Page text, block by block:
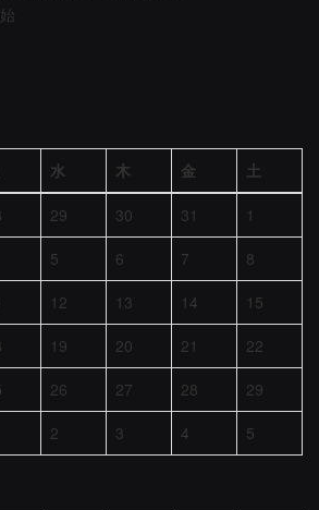
水 木 金 土
29 30 31
1
5 6 7
8
12 13 14
15
19 20 21
22
26 27 28
29
2 3 4 5